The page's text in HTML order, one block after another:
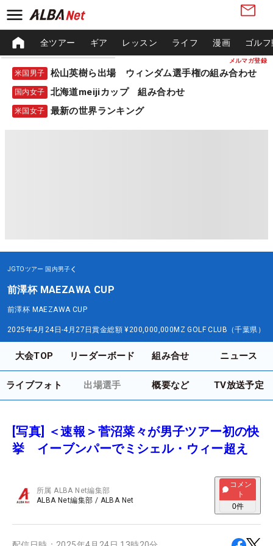
メルマガ登録
全ツアー ギア レッスン ライフ 漫画 ゴル
米国男子 松山英樹ら出場 ウィンダム選手権の組み合わせ
国内女子 北海道meijiカップ 組み合わせ
米国女子 最新の世界ランキング
JGTOツアー 国内男子
前澤杯 MAEZAWA CUP
前澤杯 MAEZAWA CUP
2025年4月24日-4月27日賞金総額 ¥200,000,000 MZ GOLF CLUB（千葉県）
大会TOP リーダーボード 組み合せ ニュース
ライブフォト 出場選手 概要など TV放送予定
[写真] ＜速報＞菅沼菜々が男子ツアー初の快
挙 イーブンパーでミシェル・ウィー超え
所属ALBA Net編集部
ALBA Net編集部 / ALBA Net
コメン
ト
0件